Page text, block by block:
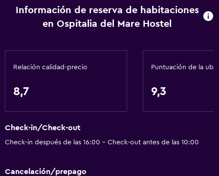
Información de reserva de habitaciones
en Ospitalia del Mare Hostel
Relación calidad-precio
8,7
Puntuación de la
9,3
Check-in/Check-out
Check-in después de las 16:00 - Check-out antes de las 10:00
Cancelación/prepago